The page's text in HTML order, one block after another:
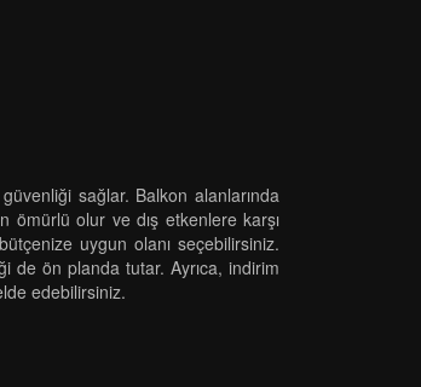
sağlar. Balkon alanlarında
ömürlü olur ve dış etkenlere karşı
uygun olanı seçebilirsiniz.
de ön planda tutar. Ayrıca, indirim
edebilirsiniz.